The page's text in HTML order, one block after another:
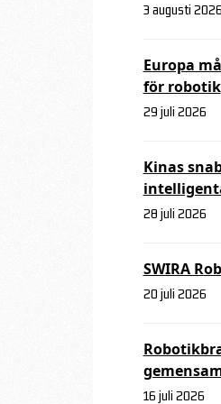
3 augusti 2026
Europa
för robotik
29 juli 2026
Kinas
28 juli 2026
SWIRA
20 juli 2026
16 juli 2026